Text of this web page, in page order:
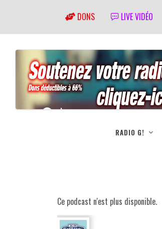
DONS LIVE VIDÉO
RADIO G!
Ce podcast n'est plus disponible.